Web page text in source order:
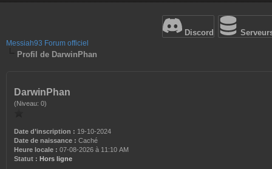
Discord
Messiah93 Forum officiel
Profil de DarwinPhan
DarwinPhan
(Niveau: 0)
Date d’inscription : 19-10-2024
Date de naissance : Caché
Heure locale : 07-08-2026 à 11:10 AM
Statut : Hors ligne